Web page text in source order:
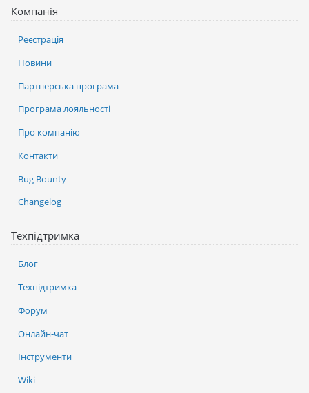
Компанія
Реєстрація
Новини
Партнерська програма
Програма лояльності
Про компанію
Контакти
Bug Bounty
Changelog
Техпідтримка
Блог
Техпідтримка
Форум
Онлайн-чат
Інструменти
Wiki